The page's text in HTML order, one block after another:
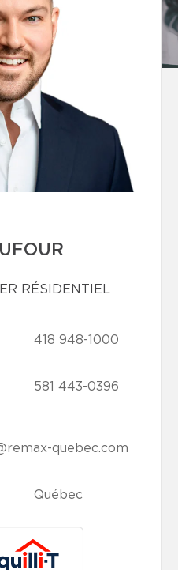
RÉSIDENTIEL
418 948-1000
581 443-0396
quebec.com
Québec